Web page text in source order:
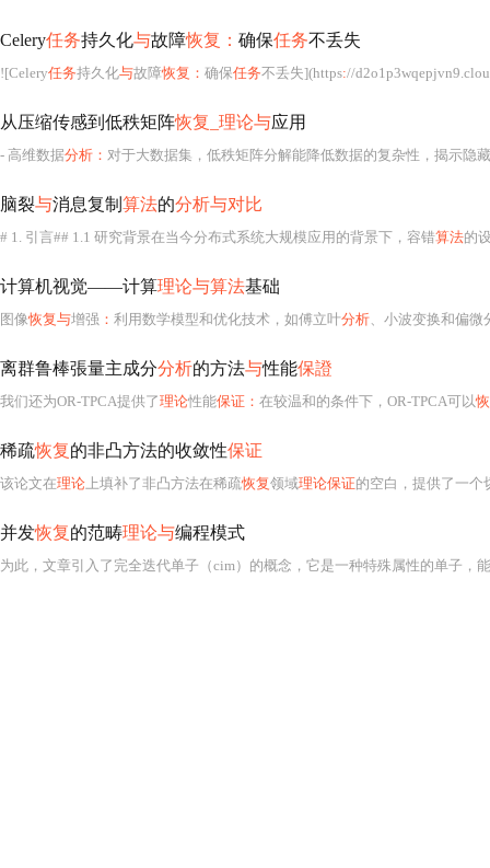
Celery任务持久化与故障恢复： 确保任务不丢失
![Celery任务持久化与故障恢复： 确保任务不丢失](https://d2o1p3wqepjvn9.cloudfront.net/
从压缩传感到低秩矩阵恢复_理论与应用
- 高维数据分析： 对于大数据集，低秩矩阵分解能降低数据的复杂性，揭示隐藏的模式和
脑裂与消息复制 算法的分析与对比
# 1. 引言## 1.1 研究背景在当今分布式系统大规模应用的背景下，容错算法的
计算机视觉——计算理论与算法基础
图像恢复与增强 ： 利用数学模型和优化技术，如傅立叶分析、小波变换和偏微分方程
离群鲁棒張量主成分分析的方法与性能保證
我们还为OR-TPCA提供了理论性能保证： 在较温和的条件下，OR-TPCA可以
稀疏恢复的非凸方法的收敛性保证
该论文在理论 上填补了非凸方法在稀疏恢复领域理论保证的空白，提供了一个
并发恢复的范畴理论与编程模式
为此，文章引入了完全迭代单子（cim）的概念，它是一种特殊属性的单子，能